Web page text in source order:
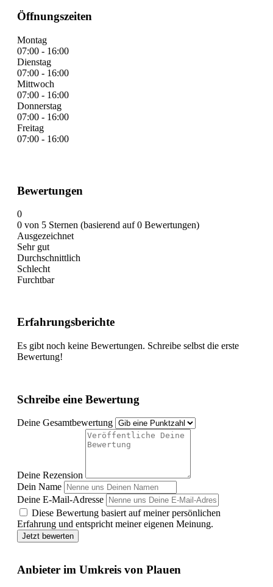
Öffnungszeiten
Montag
07:00 - 16:00
Dienstag
07:00 - 16:00
Mittwoch
07:00 - 16:00
Donnerstag
07:00 - 16:00
Freitag
07:00 - 16:00
Bewertungen
0
0 von 5 Sternen (basierend auf 0 Bewertungen)
Ausgezeichnet
Sehr gut
Durchschnittlich
Schlecht
Furchtbar
Erfahrungsberichte
Es gibt noch keine Bewertungen. Schreibe selbst die erste
Bewertung!
Schreibe eine Bewertung
Deine Gesamtbewertung
Deine Rezension
Dein Name
Deine E-Mail-Adresse
Diese Bewertung basiert auf meiner persönlichen
Erfahrung und entspricht meiner eigenen Meinung.
Jetzt bewerten
Anbieter im Umkreis von Plauen